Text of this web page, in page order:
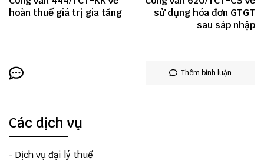
hoàn thuế giá trị gia tăng
sử dụng hóa đơn GTGT
sau sáp nhập
Thêm bình luận
Các dịch vụ
- Dịch vụ đại lý thuế